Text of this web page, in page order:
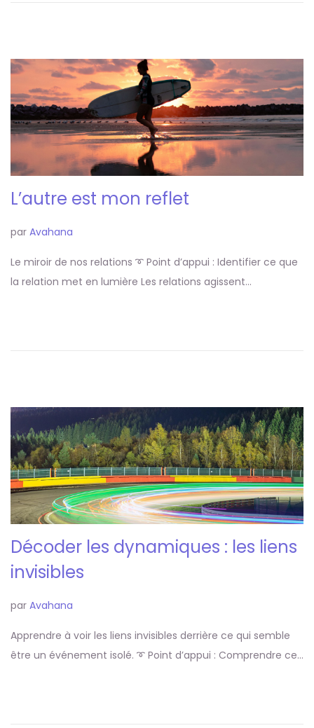
L’autre est mon reflet
par Avahana
Le miroir de nos relations ➰ Point d’appui : Identifier ce que
la relation met en lumière Les relations agissent…
Décoder les dynamiques : les liens
invisibles
par Avahana
Apprendre à voir les liens invisibles derrière ce qui semble
être un événement isolé. ➰ Point d’appui : Comprendre ce…